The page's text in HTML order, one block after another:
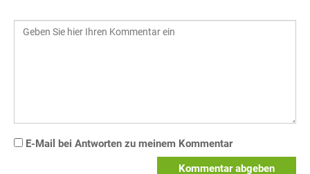
E-Mail bei Antworten zu meinem Kommentar
Kommentar abgeben